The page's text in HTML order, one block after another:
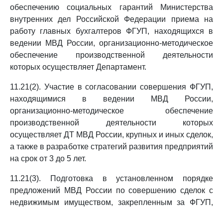
обеспечению социальных гарантий Министерства
внутренних дел Российской Федерации приема на
работу главных бухгалтеров ФГУП, находящихся в
ведении МВД России, организационно-методическое
обеспечение производственной деятельности
которых осуществляет Департамент.
11.21(2). Участие в согласовании совершения ФГУП,
находящимися в ведении МВД России,
организационно-методическое обеспечение
производственной деятельности которых
осуществляет ДТ МВД России, крупных и иных сделок,
а также в разработке стратегий развития предприятий
на срок от 3 до 5 лет.
11.21(3). Подготовка в установленном порядке
предложений МВД России по совершению сделок с
недвижимым имуществом, закрепленным за ФГУП,